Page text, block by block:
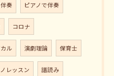
奏 ピアノで伴奏
コロナ
ル 演劇理論 保育士
レッスン 譜読み